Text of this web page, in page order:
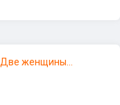
Две женщины